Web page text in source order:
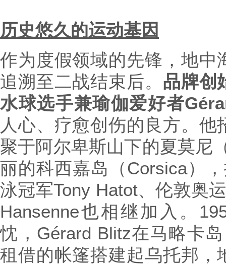
历史悠久的运动基因
作为度假领域的先锋，地中
追溯至二战结束后。 品牌创
水球选手兼瑜伽爱好者
人心、疗愈创伤的良方。
聚于阿尔卑斯山下的夏莫尼
丽的科西嘉岛（Corsica）
泳冠军Tony Hatot、伦敦奥
Hansenne也相继加入。
忱，Gérard Blitz在马略卡
租借的帐篷搭建起乌托邦，